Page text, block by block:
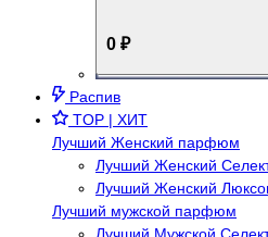
0 ₽
Распив
TOP | ХИТ
Лучший Женский парфюм
Лучший Женский
Лучший Женский
Лучший мужской парфюм
Лучший Мужской